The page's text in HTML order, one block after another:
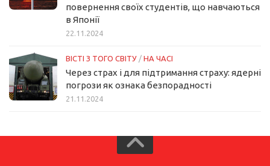
повернення своїх студентів, що навчаються
в Японії
22.11.2024
ВІСТІ З ТОГО СВІТУ / НА ЧАСІ
Через страх і для підтримання страху: ядерні
погрози як ознака безпорадності
21.11.2024